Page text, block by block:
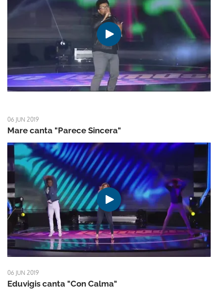
06 JUN 2019
Mare canta "Parece Sincera"
06 JUN 2019
Eduvigis canta "Con Calma"